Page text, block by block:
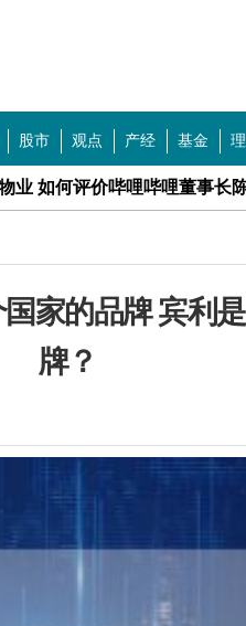
股市 观点 产经 基金
业 如何评价哔哩哔哩董事长
人口负增长城市排名
挂着 五一你还会住民宿吗？
科技等 主板首批注册制新股
张继科事情又爆猛料了？
糖价格创五年新高
退 是一个严肃的公共法律事
家的品牌 宾利
牌？